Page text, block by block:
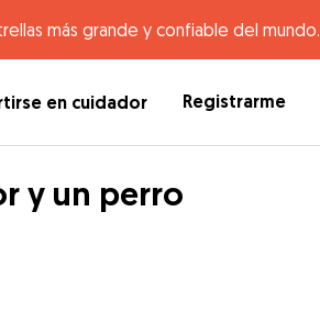
más grande y confiable del mundo.
en cuidador Registrarme
y un perro